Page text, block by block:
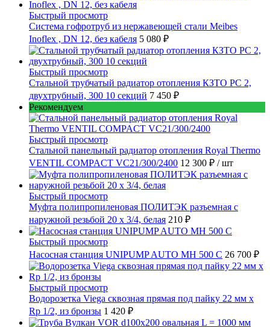
Быстрый просмотр
Cистема гофротруб из нержавеющей стали Meibes
Inoflex , DN 12, без кабеля 5 080 ₽
Быстрый просмотр
Стальной трубчатый радиатор отопления КЗТО РС 2,
двухтрубный, 300 10 секций 7 450 ₽
Рекомендуем
Быстрый просмотр
Стальной панельный радиатор отопления Royal Thermo
VENTIL COMPACT VC21/300/2400 12 300 ₽ / шт
Быстрый просмотр
Муфта полипропиленовая ПОЛИТЭК разъемная с
наружной резьбой 20 x 3/4, белая 210 ₽
Быстрый просмотр
Насосная станция UNIPUMP AUTO MH 500 С 26 700 ₽
Быстрый просмотр
Водорозетка Viega сквозная прямая под пайку 22 мм х
Rp 1/2, из бронзы 1 420 ₽